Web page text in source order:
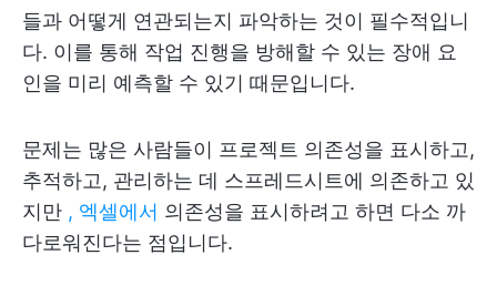
들과 어떻게 연관되는지 파악하는 것이 필수적입니
다. 이를 통해 작업 진행을 방해할 수 있는 장애 요
인을 미리 예측할 수 있기 때문입니다.
문제는 많은 사람들이 프로젝트 의존성을 표시하고,
추적하고, 관리하는 데 스프레드시트에 의존하고 있
지만 , 엑셀에서 의존성을 표시하려고 하면 다소 까
다로워진다는 점입니다.